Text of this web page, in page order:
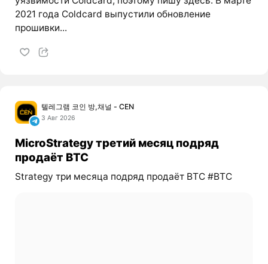
2021 года Coldcard выпустили обновление
прошивки...
텔레그램 코인 방,채널 - CEN
3 Авг 2026
MicroStrategy третий месяц подряд
продаёт BTC
Strategy три месяца подряд продаёт BTC #BTC